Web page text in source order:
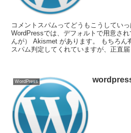
コメントスパムってどうもこうしてい
WordPressでは、デフォルトで用意さ
んが） Akismet があります。 もちろん
スパム判定してくれていますが、正直
WordPress